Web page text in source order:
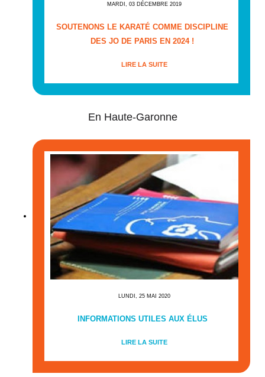
MARDI, 03 DÉCEMBRE 2019
SOUTENONS LE KARATÉ COMME DISCIPLINE
DES JO DE PARIS EN 2024 !
LIRE LA SUITE
En Haute-Garonne
LUNDI, 25 MAI 2020
INFORMATIONS UTILES AUX ÉLUS
LIRE LA SUITE